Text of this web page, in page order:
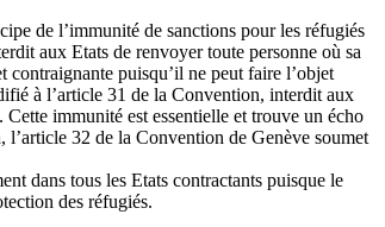
de l’immunité de sanctions pour les réfugiés
aux Etats de renvoyer toute personne où sa
contraignante puisqu’il ne peut faire l’objet
à l’article 31 de la Convention, interdit aux
immunité est essentielle et trouve un écho
l’article 32 de la Convention de Genève soumet
dans tous les Etats contractants puisque le
des réfugiés.